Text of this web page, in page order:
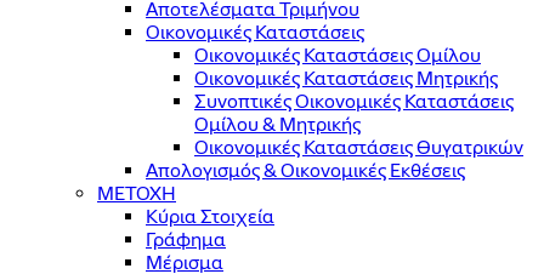
Αποτελέσματα Τριμήνου
Οικονομικές Καταστάσεις
Οικονομικές Καταστάσεις Ομίλου
Οικονομικές Καταστάσεις Μητρικής
Συνοπτικές Οικονομικές Καταστάσεις
Ομίλου & Μητρικής
Οικονομικές Καταστάσεις Θυγατρικών
Απολογισμός & Οικονομικές Εκθέσεις
ΜΕΤΟΧΗ
Κύρια Στοιχεία
Γράφημα
Μέρισμα